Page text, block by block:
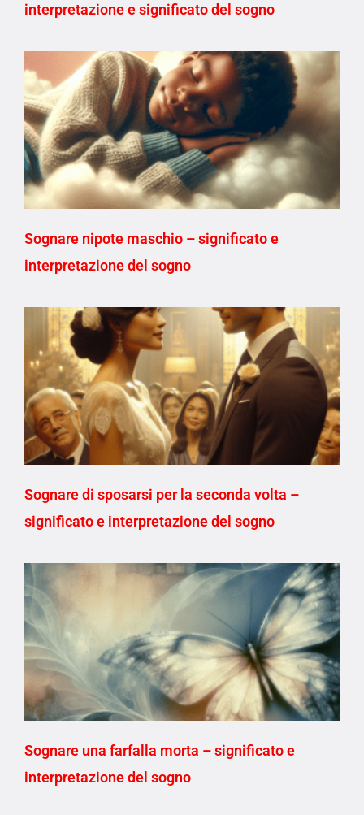
interpretazione e significato del sogno
Sognare nipote maschio – significato e
interpretazione del sogno
Sognare di sposarsi per la seconda volta –
significato e interpretazione del sogno
Sognare una farfalla morta – significato e
interpretazione del sogno